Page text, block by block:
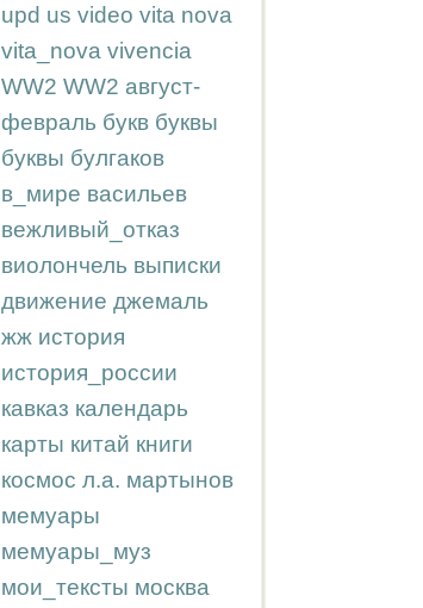
upd us video vita nova
vita_nova vivencia
WW2 WW2 август-
февраль букв буквы
буквы булгаков
в_мире васильев
вежливый_отказ
виолончель выписки
движение джемаль
жж история
история_россии
кавказ календарь
карты китай книги
космос л.а. мартынов
мемуары
мемуары_муз
мои_тексты москва